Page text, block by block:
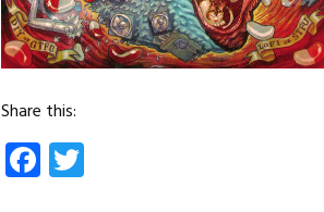
Share this:
Facebook
Twitter